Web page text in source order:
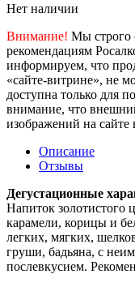
Нет наличии
Внимание! Мы строго
рекомендациям
информируем, что
«сайте-витрине», не
доступна только для
внимание, что
изображений на сайте
Описание
Отзывы
Дегустационные
Напиток золотистого
карамели, корицы и
легких, мягких,
груши, бадьяна, с
послевкусием.